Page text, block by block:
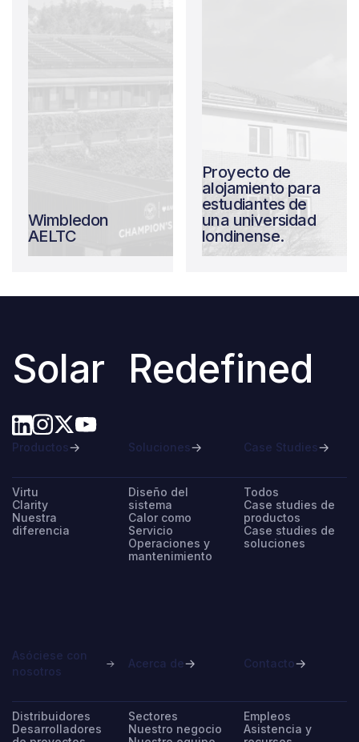
Wimbledon
AELTC
Proyecto de
alojamiento para
estudiantes de
una universidad
londinense.
Solar Redefined
Productos Soluciones Case Studies
Virtu
Clarity
Nuestra
diferencia
Diseño del
sistema
Calor como
Servicio
Operaciones y
mantenimiento
Todos
Case studies de
productos
Case studies de
soluciones
Asóciese con
nosotros
Acerca de Contacto
Distribuidores
Desarrolladores
Sectores
Nuestro negocio
Empleos
Asistencia y